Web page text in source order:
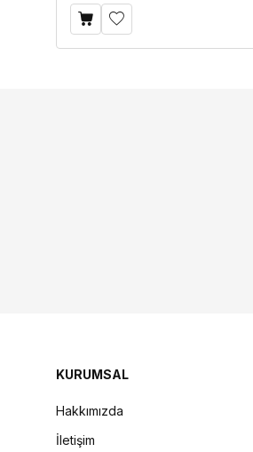
KURUMSAL
Hakkımızda
İletişim